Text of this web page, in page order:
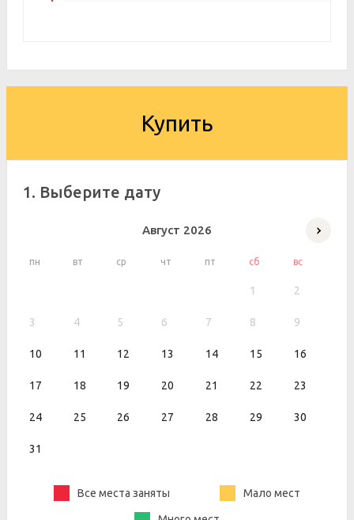
Купить
1. Выберите дату
Август 2026
пн вт ср чт пт сб вс
1 2
3 4 5 6 7 8 9
10 11 12 13 14 15 16
17 18 19 20 21 22 23
24 25 26 27 28 29 30
31
Все места заняты Мало мест